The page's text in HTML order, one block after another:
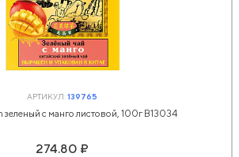
АРТИКУЛ:139765
зеленый с манго листовой, 100г В13034
274.80 ₽